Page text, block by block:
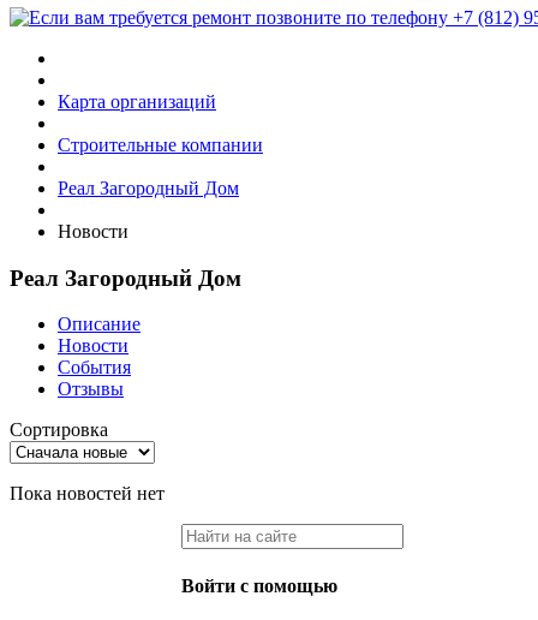
Карта организаций
Строительные компании
Реал Загородный Дом
Новости
Реал Загородный Дом
Описание
Новости
События
Отзывы
Сортировка
Пока новостей нет
Войти с помощью